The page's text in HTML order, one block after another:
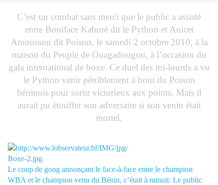
C’est un combat sans merci que le public a assisté
entre Boniface Kaboré dit le Python et Anicet
Amoussou dit Poison, le samedi 2 octobre 2010, à la
maison du Peuple de Ouagadougou, à l’occasion du
gala international de boxe. Ce duel des mi-lourds a vu
le Python venir péniblement à bout du Poison
béninois pour sortir victorieux aux points. Mais il
aurait pu étouffer son adversaire si son venin était
mortel.
Le coup de gong annonçant le face-à-face entre le champion
WBA et le champion venu du Bénin, c’était à minuit. Le public